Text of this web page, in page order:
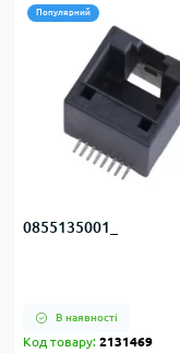
Популярний
0855135001_
В наявності
Код товару: 2131469